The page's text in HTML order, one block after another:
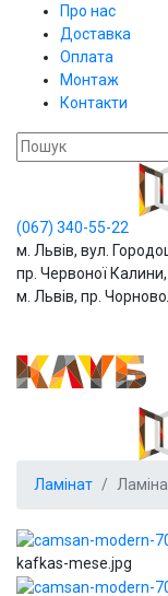
Про нас
Доставка
Оплата
Монтаж
Контакти
(067) 340-55-22
м. Львів, вул.
пр. Червоної
м. Львів, пр.
Ламінат
kafkas-mese.jpg